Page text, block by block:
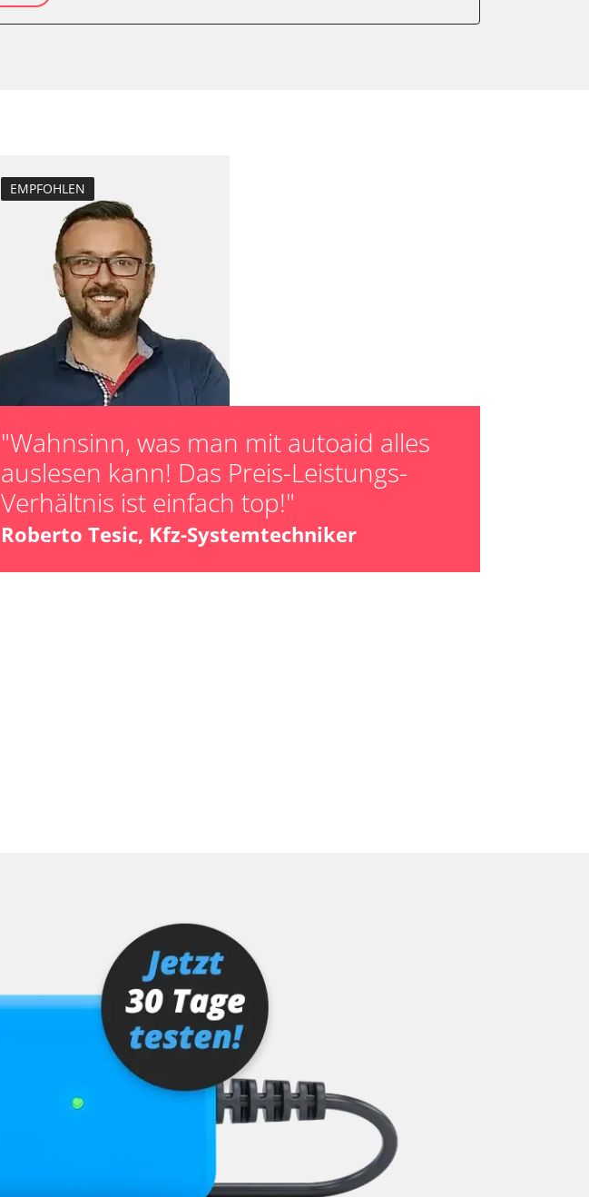
EMPFOHLEN
"Wahnsinn, was man mit autoaid alles
auslesen kann! Das Preis-Leistungs-
Verhältnis ist einfach top!"
Roberto Tesic, Kfz-Systemtechniker